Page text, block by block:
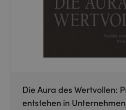
Die Aura des Wertvollen:
entstehen in